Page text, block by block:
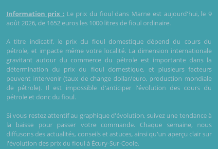
Information prix : Le prix du fioul dans Marne est aujourd'hui, le 9
août 2026, de 1652 euros les 1000 litres de fioul ordinaire.
A titre indicatif, le prix du fioul domestique dépend du cours du
pétrole, et impacte même votre localité. La dimension internationale
gravitant autour du commerce du pétrole est importante dans la
détermination du prix du fioul domestique, et plusieurs facteurs
peuvent intervenir (taux de change dollar/euro, production mondiale
de pétrole). Il est impossible d'anticiper l'évolution des cours du
pétrole et donc du fioul.
Si vous restez attentif au graphique d'évolution, suivez une tendance à
la baisse pour passer votre commande. Chaque semaine, nous
diffusons des actualités, conseils et astuces, ainsi qu'un aperçu clair sur
l'évolution des prix du fioul à Écury-Sur-Coole.